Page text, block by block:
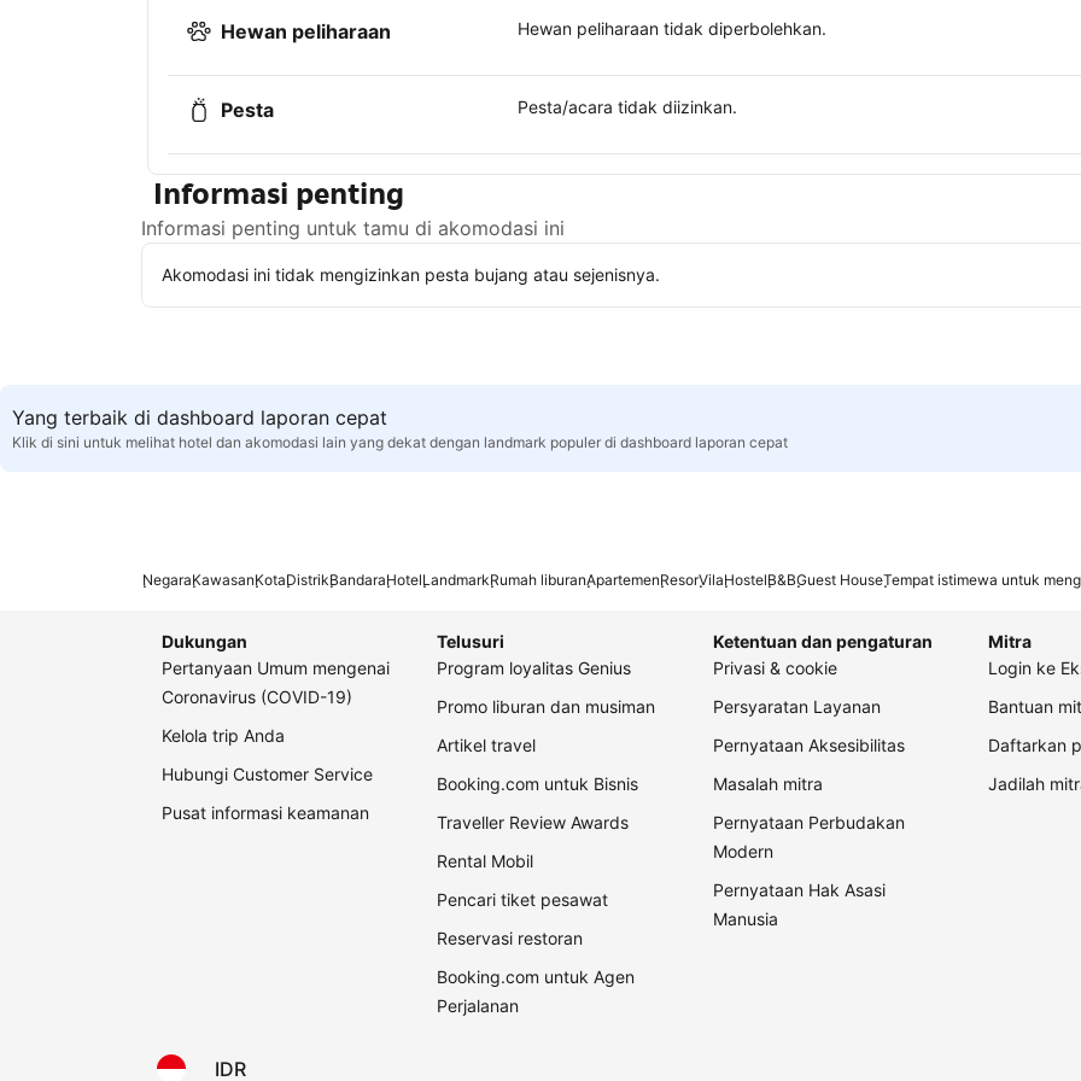
Hewan peliharaan Hewan peliharaan tidak diperbolehkan.
Pesta Pesta/acara tidak diizinkan.
Informasi penting
Informasi penting untuk tamu di akomodasi ini
Akomodasi ini tidak mengizinkan pesta bujang atau sejenisnya.
Yang terbaik di dashboard laporan cepat
Klik di sini untuk melihat hotel dan akomodasi lain yang dekat dengan landmark populer di dashboard laporan cepat
NegaraKawasanKotaDistrikBandaraHotelLandmarkRumah liburanApartemenResorVilaHostelB&BGuest HouseTempat istimewa untuk
Dukungan
Pertanyaan Umum mengenai
Coronavirus (COVID-19)
Kelola trip Anda
Hubungi Customer Service
Pusat informasi keamanan
Telusuri
Program loyalitas Genius
Promo liburan dan musiman
Artikel travel
Booking.com untuk Bisnis
Traveller Review Awards
Rental Mobil
Pencari tiket pesawat
Reservasi restoran
Booking.com untuk Agen
Perjalanan
Ketentuan dan pengaturan
Privasi & cookie
Persyaratan Layanan
Pernyataan Aksesibilitas
Masalah mitra
Pernyataan Perbudakan
Modern
Pernyataan Hak Asasi
Manusia
Mitra
Login ke
Bantuan
Daftarkan
Jadilah
IDR